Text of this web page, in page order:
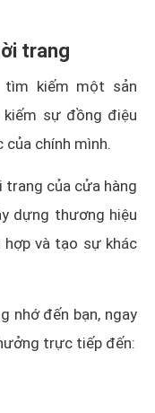
trang
tìm kiếm một sản
sự đồng điệu
của chính mình.
trang của cửa hàng
dựng thương hiệu
hợp và tạo sự khác
nhớ đến bạn, ngay
trực tiếp đến: